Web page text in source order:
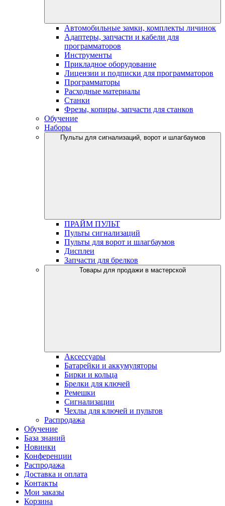
Автомобильные замки, комплекты личинок
Адаптеры, запчасти и кабели для
программаторов
Инструменты
Прикладное оборудование
Лицензии и подписки для программаторов
Программаторы
Расходные материалы
Станки
Фрезы, копиры, запчасти для станков
Обучение
Наборы
Пульты для сигнализаций, ворот и шлагбаумов
ПРАЙМ ПУЛЬТ
Пульты сигнализаций
Пульты для ворот и шлагбаумов
Дисплеи
Запчасти для брелков
Товары для продажи в мастерской
Аксессуары
Батарейки и аккумуляторы
Бирки и кольца
Брелки для ключей
Ремешки
Сигнализации
Чехлы для ключей и пультов
Распродажа
Обучение
База знаний
Новинки
Конференции
Распродажа
Доставка и оплата
Контакты
Мои заказы
Корзина